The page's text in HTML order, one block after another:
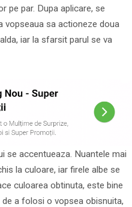
pe par. Dupa aplicare, se
vopseaua sa actioneze doua
iar la sfarsit parul se va
se accentueaza. Nuantele mai
la culoare, iar firele albe se
culoarea obtinuta, este bine
a folosi o vopsea obisnuita,